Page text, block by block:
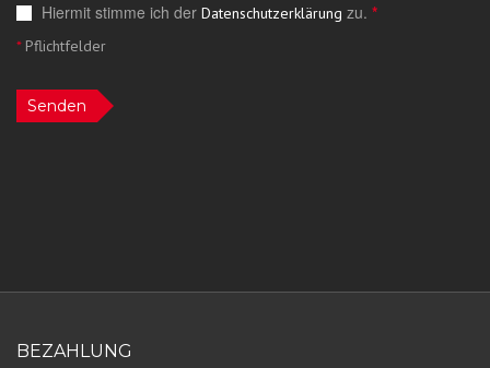
Hiermit stimme ich der Datenschutzerklärung zu. *
*Pflichtfelder
Senden
BEZAHLUNG